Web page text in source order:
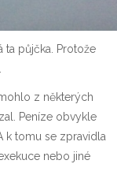
půjčka. Protože
z některých
Peníze obvykle
k tomu se zpravidla
nebo jiné